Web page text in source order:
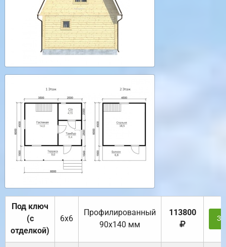
Под ключ
(с
отделкой)
6х6
Профилированный
90х140 мм
113800